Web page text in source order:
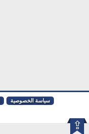
سياسة الخصوصية
⇪